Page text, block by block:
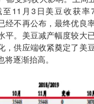
11月3日美豆收获率
经不再公布，最终优良
平。美豆减产幅度较大
，供应端收紧奠定了美
逐渐抬高。